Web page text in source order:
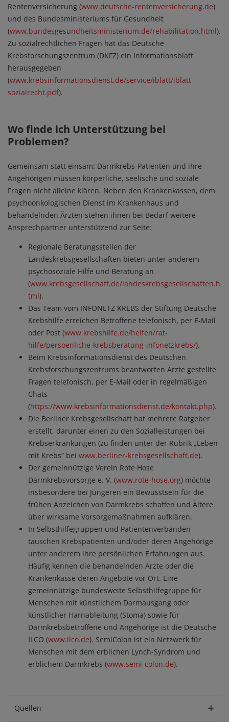
Rentenversicherung (www.deutsche-rentenversicherung.de)
und des Bundesministeriums für Gesundheit
(www.bundesgesundheitsministerium.de/rehabilitation.html).
Zu sozialrechtlichen Fragen hat das Deutsche
Krebsforschungszentrum (DKFZ) ein Informationsblatt
herausgegeben
(www.krebsinformationsdienst.de/service/iblatt/iblatt-
sozialrecht.pdf).
Wo finde ich Unterstützung bei
Problemen?
Gemeinsam statt einsam: Darmkrebs-Patienten und ihre
Angehörigen müssen körperliche, seelische und soziale
Fragen nicht alleine klären. Neben den Krankenkassen, dem
psychoonkologischen Dienst im Krankenhaus und
behandelnden Ärzten stehen ihnen bei Bedarf weitere
Ansprechpartner unterstützend zur Seite:
Regionale Beratungsstellen der
Landeskrebsgesellschaften bieten unter anderem
psychosoziale Hilfe und Beratung an
(www.krebsgesellschaft.de/landeskrebsgesellschaften.h
tml).
Das Team vom INFONETZ KREBS der Stiftung Deutsche
Krebshilfe erreichen Betroffene telefonisch, per E-Mail
oder Post (www.krebshilfe.de/helfen/rat-
hilfe/persoenliche-krebsberatung-infonetzkrebs/).
Beim Krebsinformationsdienst des Deutschen
Krebsforschungszentrums beantworten Ärzte gestellte
Fragen telefonisch, per E-Mail oder in regelmäßigen
Chats
(https://www.krebsinformationsdienst.de/kontakt.php).
Die Berliner Krebsgesellschaft hat mehrere Ratgeber
erstellt, darunter einen zu den Sozialleistungen bei
Krebserkrankungen (zu finden unter der Rubrik „Leben
mit Krebs“ bei www.berliner-krebsgesellschaft.de).
Der gemeinnützige Verein Rote Hose
Darmkrebsvorsorge e. V. (www.rote-hose.org) möchte
insbesondere bei Jüngeren ein Bewusstsein für die
frühen Anzeichen von Darmkrebs schaffen und Ältere
über wirksame Vorsorgemaßnahmen aufklären.
In Selbsthilfegruppen und Patientenverbänden
tauschen Krebspatienten und/oder deren Angehörige
unter anderem ihre persönlichen Erfahrungen aus.
Häufig kennen die behandelnden Ärzte oder die
Krankenkasse deren Angebote vor Ort. Eine
gemeinnützige bundesweite Selbsthilfegruppe für
Menschen mit künstlichem Darmausgang oder
künstlicher Harnableitung (Stoma) sowie für
Darmkrebsbetroffene und Angehörige ist die Deutsche
ILCO (www.ilco.de). SemiColon ist ein Netzwerk für
Menschen mit dem erblichen Lynch-Syndrom und
erblichem Darmkrebs (www.semi-colon.de).
Quellen